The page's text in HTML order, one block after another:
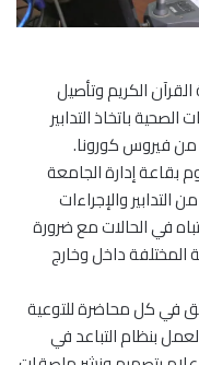
الكريم وتأصيل
باتخاذ التدابير
من فيروس كورونا.
بقاعة إدارة الجامعة
التدابير والإجراءات
في الحالات مع ضرورة
المختلفة داخل وخارج
في كل محاضرة للتوعية
بنظام التباعد في